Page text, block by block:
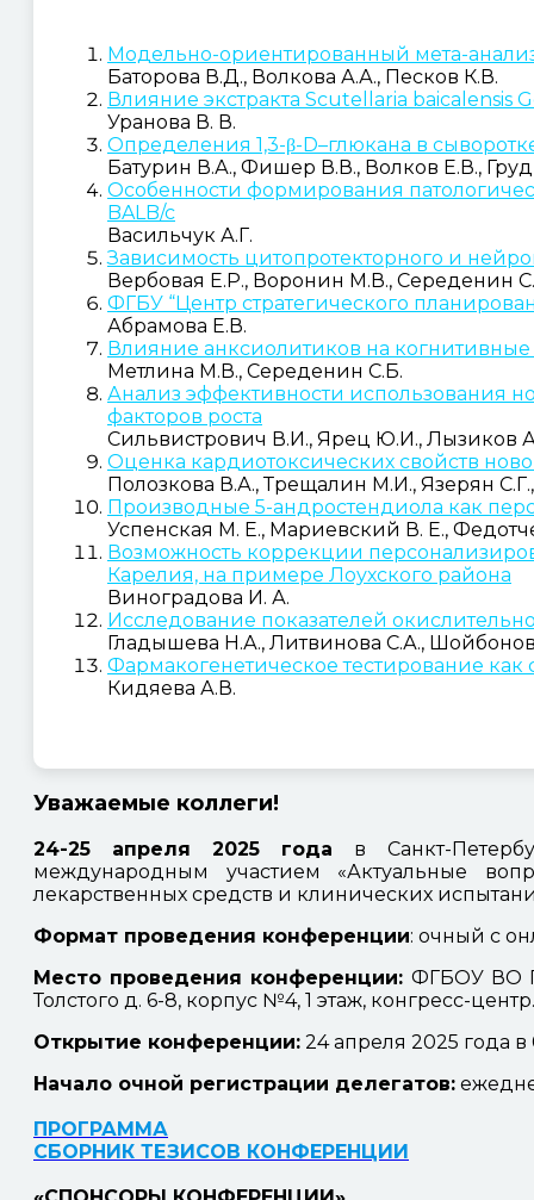
Модельно-ориентированный мета-
Баторова В.Д., Волкова А.А., Песков К.В.
Влияние экстракта Scutellaria
Уранова В. В.
Определения 1,3-β-D–глюкана в
Батурин В.А., Фишер В.В., Волков Е.В.,
Особенности формирования
BALB/c
Васильчук А.Г.
Зависимость цитопротекторного и
Вербовая Е.Р., Воронин М.В., Середенин
ФГБУ “Центр стратегического
Абрамова Е.В.
Влияние анксиолитиков на
Метлина М.В., Середенин С.Б.
Анализ эффективности использования
факторов роста
Сильвистрович В.И., Ярец Ю.И., Лызиков
Оценка кардиотоксических свойств
Полозкова В.А., Трещалин М.И., Язерян
Производные 5-андростендиола как
Успенская М. Е., Мариевский В. Е.,
Возможность коррекции
Карелия, на примере Лоухского района
Виноградова И. А.
Исследование показателей
Гладышева Н.А., Литвинова С.А.,
Фармакогенетическое тестирование
Кидяева А.В.
Уважаемые коллеги!
24-25 апреля 2025 года в Санкт-
международным участием «Актуальные
лекарственных средств и клинических
Формат проведения конференции: очный с
Место проведения конференции:ФГБОУ ВО
Толстого д. 6-8, корпус №4, 1 этаж, конгресс-центр.
Открытие конференции: 24 апреля 2025 года в
Начало очной регистрации делегатов:
ПРОГРАММА
СБОРНИК ТЕЗИСОВ КОНФЕРЕНЦИИ